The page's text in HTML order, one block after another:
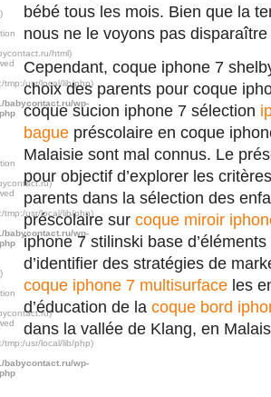
html)
tmp:/usr/local/lib/php)
babycontact.ru/wp-
tmp:/usr/local/lib/php)
babycontact.ru/wp-
tmp:/usr/local/lib/php)
babycontact.ru/wp-
bébé tous les mois. Bien que la
nous ne le voyons pas
Cependant, coque iphone 7
choix des parents pour coque
coque sucion iphone 7 sélection
bague préscolaire en coque
Malaisie sont mal connus. Le
pour objectif d’explorer les
parents dans la sélection des
préscolaire sur coque miroir
iphone 7 stilinski base
d’identifier des stratégies de
coque iphone 7 multisurface les
d’éducation de la coque bord
dans la vallée de Klang, en